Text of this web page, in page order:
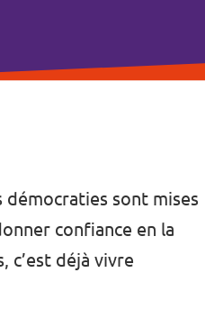
sont mises
confiance en la
c’est déjà vivre